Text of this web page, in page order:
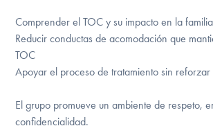
Comprender el TOC y su impacto en la familia
Reducir conductas de acomodación que
TOC
Apoyar el proceso de tratamiento sin reforzar
El grupo promueve un ambiente de respeto,
confidencialidad.